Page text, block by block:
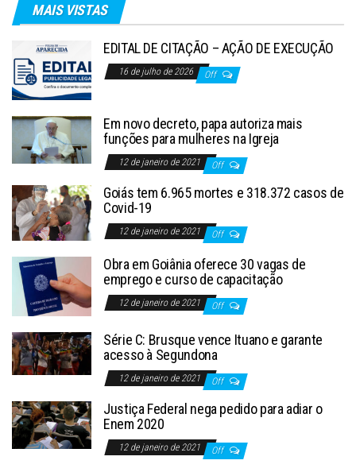
MAIS VISTAS
EDITAL DE CITAÇÃO – AÇÃO DE EXECUÇÃO
16 de julho de 2026 Off
Em novo decreto, papa autoriza mais
funções para mulheres na Igreja
12 de janeiro de 2021 Off
Goiás tem 6.965 mortes e 318.372 casos de
Covid-19
12 de janeiro de 2021 Off
Obra em Goiânia oferece 30 vagas de
emprego e curso de capacitação
12 de janeiro de 2021 Off
Série C: Brusque vence Ituano e garante
acesso à Segundona
12 de janeiro de 2021 Off
Justiça Federal nega pedido para adiar o
Enem 2020
12 de janeiro de 2021 Off